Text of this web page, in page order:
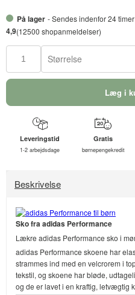
På lager - Sendes indenfor 24 timer
4,9(12500 shopanmeldelser)
Størrelse
Læg i
Leveringstid
1-2 arbejdsdage
Gratis
børnepengekredit
Beskrivelse
Sko fra adidas Performance
Lækre adidas Performance sko i
adidas Performance skoene har
strammes ind med en velcrorem i
tekstil, og skoene har bløde,
og de er lavet i en kraftig, letvægtig